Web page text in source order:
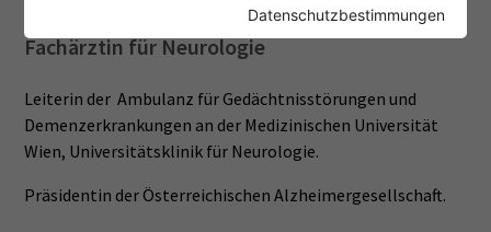
Fachärztin für Neurologie
Leiterin der Ambulanz für Gedächtnisstörungen und
Demenzerkrankungen an der Medizinischen Universität
Wien, Universitätsklinik für Neurologie.
Präsidentin der Österreichischen Alzheimergesellschaft.
Datenschutzbestimmungen